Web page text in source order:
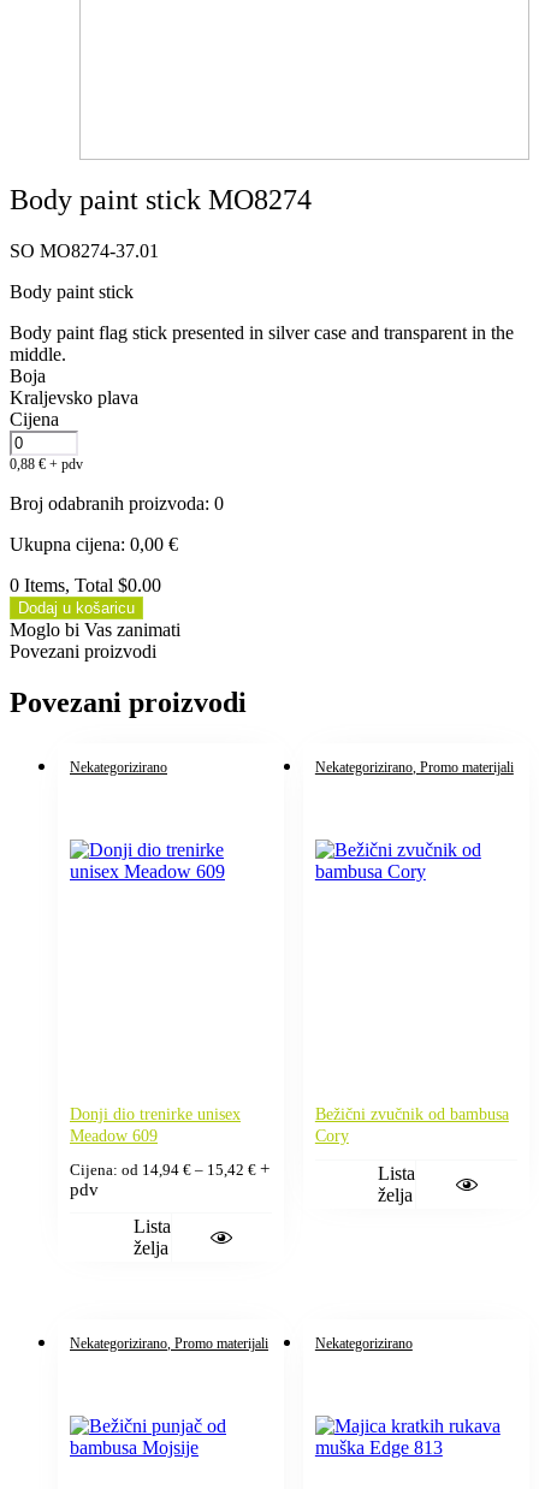
Body paint stick MO8274
SO MO8274-37.01
Body paint stick
Body paint flag stick presented in silver case and transparent in the
middle.
Boja
Kraljevsko plava
Cijena
0,88 € + pdv
Broj odabranih proizvoda: 0
Ukupna cijena: 0,00 €
0 Items, Total $0.00
Dodaj u košaricu
Moglo bi Vas zanimati
Povezani proizvodi
Povezani proizvodi
Nekategorizirano
Donji dio trenirke unisex
Meadow 609
Cijena: od 14,94 € – 15,42 €Raspon
+
pdv
Lista
želja
Nekategorizirano, Promo materijali
Bežični zvučnik od bambusa
Cory
Lista
želja
Nekategorizirano, Promo materijali Nekategorizirano